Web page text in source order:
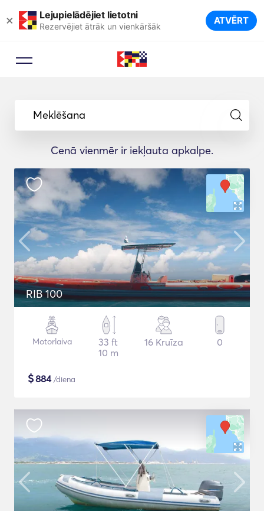
× Lejupielādējiet lietotni
Rezervējiet ātrāk un vienkāršāk ATVĒRT
Meklēšana
Cenā vienmēr ir iekļauta apkalpe.
RIB 100
Motorlaiva
33 ft
10 m
16 Kruīza 0
$884/diena